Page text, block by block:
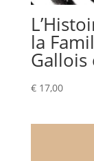
la
Gallois
€17,00